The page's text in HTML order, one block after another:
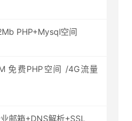
PHP+Mysql空间
免费PHP空间 /4G流量
邮箱+DNS解析+SSL